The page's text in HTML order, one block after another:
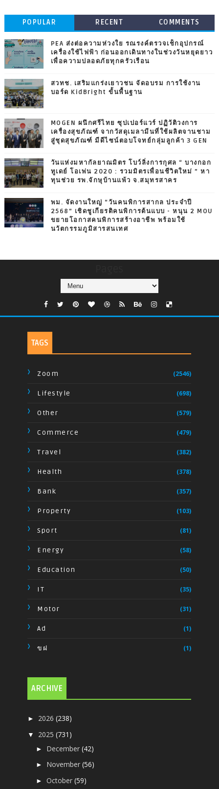
POPULAR RECENT COMMENTS
PEA ส่งต่อความห่วงใย รณรงค์ตรวจเช็กอุปกรณ์
เครื่องใช้ไฟฟ้า ก่อนออกเดินทางในช่วงวันหยุดยาว
เพื่อความปลอดภัยทุกครัวเรือน
สวทช. เสริมแกร่งเยาวชน จัดอบรม การใช้งาน
บอร์ด KidBright ขั้นพื้นฐาน
MOGEN ผนึกศรีไทย ซุปเปอร์แวร์ ปฏิวัติวงการ
เครื่องสุขภัณฑ์ จากวัสดุเมลามีนที่ใช้ผลิตจานชาม
สู่ชุดสุขภัณฑ์ มีดีไซน์ตอบโจทย์กลุ่มลูกค้า 3 GEN
วันแห่งมหากัลยาณมิตร โบว์ลิ่งการกุศล “ บางกอก
ทูเดย์ โอเพ่น 2020 : รวมมิตรเพื่อนชีวิตใหม่ ” หา
ทุนช่วย รพ.จักษุบ้านแพ้ว จ.สมุทรสาคร
พม. จัดงานใหญ่ “วันคนพิการสากล ประจำปี
2568” เชิดชูเกียรติคนพิการต้นแบบ - หนุน 2 MOU
ขยายโอกาสคนพิการสร้างอาชีพ พร้อมใช้
นวัตกรรมภูมิสารสนเทศ
TAGS
Zoom (2546)
Lifestyle (698)
Other (579)
Commerce (479)
Travel (382)
Health (378)
Bank (357)
Property (103)
Sport (81)
Energy (58)
Education (50)
IT (35)
Motor (31)
Ad (1)
ขฝ (1)
ARCHIVE
► 2026(238)
▼ 2025(731)
► December(42)
► November(56)
►October(59)